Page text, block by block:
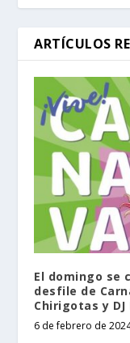
ARTÍCULOS
El domingo se
desfile de
Chirigotas y DJ
6 de febrero de